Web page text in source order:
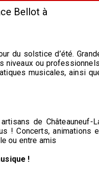
Bellot à
du solstice d’été.
niveaux ou
musicales, ainsi
de Châteauneuf-
! Concerts, animations
ou entre amis
!